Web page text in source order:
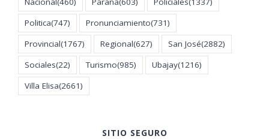
Politica(747) Pronunciamiento(731)
Provincial(1767) Regional(627) San José(2882)
Sociales(22) Turismo(985) Ubajay(1216)
Villa Elisa(2661)
SITIO SEGURO